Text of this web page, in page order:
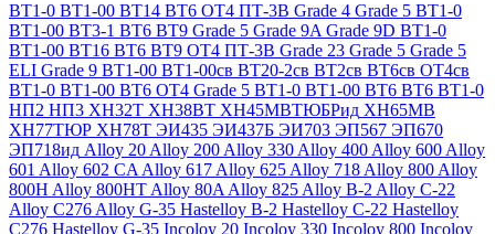
ВТ1-0 ВТ1-00 ВТ14 ВТ6 ОТ4 ПТ-3В Grade 4 Grade 5 ВТ1-0
ВТ1-00 ВТ3-1 ВТ6 ВТ9 Grade 5 Grade 9A Grade 9D ВТ1-0
ВТ1-00 ВТ16 ВТ6 ВТ9 ОТ4 ПТ-3В Grade 23 Grade 5 Grade 5
ELI Grade 9 ВТ1-00 ВТ1-00св ВТ20-2св ВТ2св ВТ6св ОТ4св
ВТ1-0 ВТ1-00 ВТ6 ОТ4 Grade 5 ВТ1-0 ВТ1-00 ВТ6 ВТ6 ВТ1-0
НП2 НП3 ХН32Т ХН38ВТ ХН45МВТЮБРид ХН65МВ
ХН77ТЮР ХН78Т ЭИ435 ЭИ437Б ЭИ703 ЭП567 ЭП670
ЭП718ид Alloy 20 Alloy 200 Alloy 330 Alloy 400 Alloy 600 Alloy
601 Alloy 602 CA Alloy 617 Alloy 625 Alloy 718 Alloy 800 Alloy
800H Alloy 800HT Alloy 80A Alloy 825 Alloy B-2 Alloy C-22
Alloy C276 Alloy G-35 Hastelloy B-2 Hastelloy C-22 Hastelloy
C276 Hastelloy G-35 Incoloy 20 Incoloy 330 Incoloy 800 Incoloy